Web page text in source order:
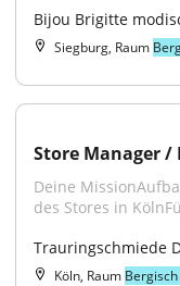
Bijou Brigitte
Siegburg, Raum
Store Manager
Deine
des Stores in
Trauringschmiede
Köln, Raum